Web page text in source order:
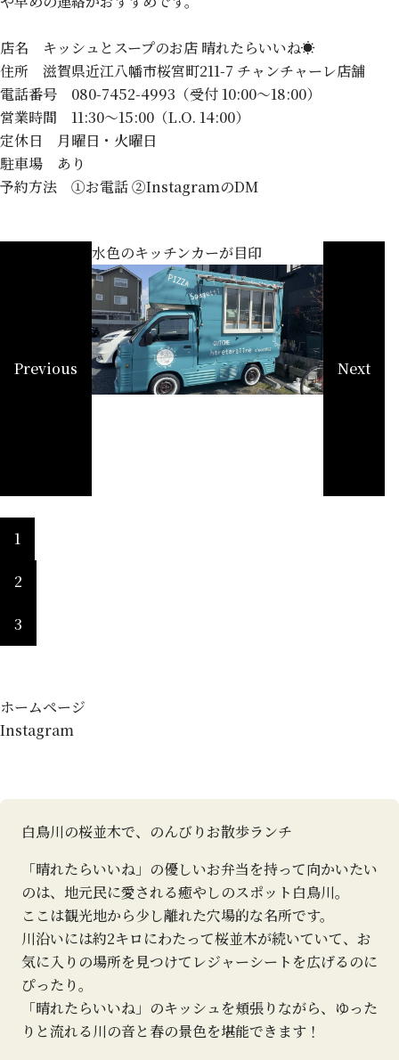
店名 キッシュとスープのお店 晴れたらいいね☀
住所 滋賀県近江八幡市桜宮町211-7 チャンチャーレ店舗
電話番号 080-7452-4993（受付 10:00〜18:00）
営業時間 11:30〜15:00（L.O. 14:00）
定休日 月曜日・火曜日
駐車場 あり
予約方法 ①お電話 ②InstagramのDM
Previous
水色のキッチンカーが目印
Next
1
2
3
ホームページ
Instagram
白鳥川の桜並木で、のんびりお散歩ランチ
「晴れたらいいね」の優しいお弁当を持って向かいたい
のは、地元民に愛される癒やしのスポット白鳥川。
ここは観光地から少し離れた穴場的な名所です。
川沿いには約2キロにわたって桜並木が続いていて、お
気に入りの場所を見つけてレジャーシートを広げるのに
ぴったり。
「晴れたらいいね」のキッシュを頬張りながら、ゆった
りと流れる川の音と春の景色を堪能できます！